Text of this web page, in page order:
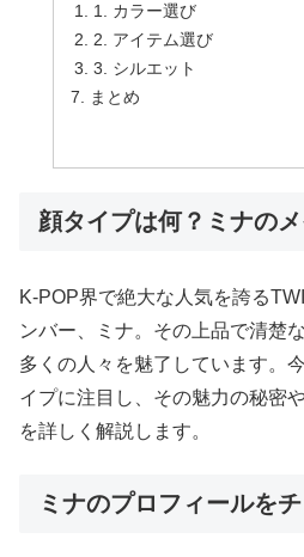
1. カラー選び
2. アイテム選び
3. シルエット
まとめ
顔タイプは何？ミナの
K-POP界で絶大な人気を誇る
ンバー、ミナ。その上品で清楚
多くの人々を魅了しています。
イプに注目し、その魅力の秘密
を詳しく解説します。
ミナのプロフィールを